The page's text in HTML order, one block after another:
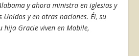
y ahora ministra en iglesias y
Unidos y en otras naciones. Él, su
hija Gracie viven en Mobile,